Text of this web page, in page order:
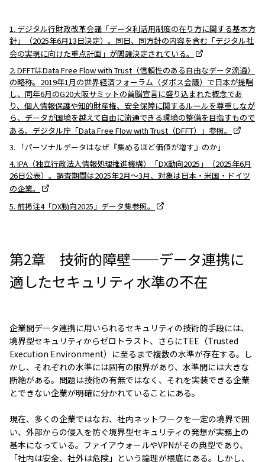
1. デジタル行財政改革会議「データ利活用制度の在り方に関する基本方
針」（2025年6月13日決定）。同日、同方針の内容を含む「デジタル社
会の実現に向けた重点計画」が閣議決定されている。
2. DFFTはData Free Flow with Trust（信頼性のある自由なデータ流通）
の略称。2019年1月の世界経済フォーラム（ダボス会議）で日本が提唱
し、同年6月のG20大阪サミットの首脳宣言に盛り込まれた概念であ
り、個人情報保護や知的財産権、安全保障に関するルールを尊重しなが
ら、データが国境を越えて自由に流通できる環境の整備を目指すもので
ある。デジタル庁「Data Free Flow with Trust（DFFT）」参照。
3. 「パーソナルデータはなぜ『集めるほど価値が増す』のか」
4. IPA（独立行政法人情報処理推進機構）「DX動向2025」（2025年6月
26日公表）。調査期間は2025年2月〜3月、対象は日本・米国・ドイツ
の企業。
5. 前掲注4「DX動向2025」データ集参照。
第2章 技術的障壁——データ連携に
適したセキュリティ水準の不在
企業間データ連携に用いられるセキュリティの技術的手段には、
境界型セキュリティからゼロトラスト、さらにTEE（Trusted
Execution Environment）に至るまで複数の水準が存在する。し
かし、それぞれの水準には固有の限界があり、水準間には大きな
断絶がある。問題は技術の有無ではなく、それを実装できる企業
とできない企業が明確に分かれていることにある。
現在、多くの企業ではなお、社内ネットワークを一定の境界で囲
い、外部からの侵入を防ぐ境界型セキュリティの発想が実務上の
基本になっている。ファイアウォールやVPNがその典型であり、
「社内は安全、社外は危険」という論理が根底にある。しかし、